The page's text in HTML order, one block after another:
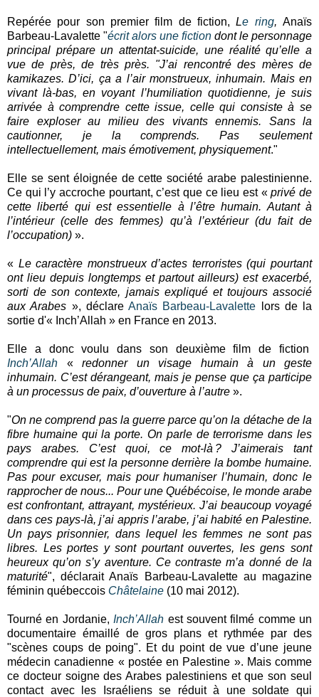
Repérée pour son premier film de fiction,Le ring, Anaïs
Barbeau-Lavalette "écrit alors une fiction dont le personnage
principal prépare un attentat-suicide, une réalité qu’elle a
vue de près, de très près. "J’ai rencontré des mères de
kamikazes. D’ici, ça a l’air monstrueux, inhumain. Mais en
vivant là-bas, en voyant l’humiliation quotidienne, je suis
arrivée à comprendre cette issue, celle qui consiste à se
faire exploser au milieu des vivants ennemis. Sans la
cautionner, je la comprends. Pas seulement
intellectuellement, mais émotivement, physiquement."
Elle se sent éloignée de cette société arabe palestinienne.
Ce qui l’y accroche pourtant, c’est que ce lieu est «privé de
cette liberté qui est essentielle à l’être humain. Autant à
l’intérieur (celle des femmes) qu’à l’extérieur (du fait de
l’occupation) ».
« Le caractère monstrueux d’actes terroristes (qui pourtant
ont lieu depuis longtemps et partout ailleurs) est exacerbé,
sorti de son contexte, jamais expliqué et toujours associé
aux Arabes », déclare Anaïs Barbeau-Lavalette lors de la
sortie d'« Inch’Allah » en France en 2013.
Elle a donc voulu dans son deuxième film de fiction
Inch’Allah « redonner un visage humain à un geste
inhumain. C’est dérangeant, mais je pense que ça participe
à un processus de paix, d’ouverture à l’autre ».
"On ne comprend pas la guerre parce qu’on la détache de la
fibre humaine qui la porte. On parle de terrorisme dans les
pays arabes. C’est quoi, ce mot-là ? J’aimerais tant
comprendre qui est la personne derrière la bombe humaine.
Pas pour excuser, mais pour humaniser l’humain, donc le
rapprocher de nous... Pour une Québécoise, le monde arabe
est confrontant, attrayant, mystérieux. J’ai beaucoup voyagé
dans ces pays-là, j’ai appris l’arabe, j’ai habité en Palestine.
Un pays prisonnier, dans lequel les femmes ne sont pas
libres. Les portes y sont pourtant ouvertes, les gens sont
heureux qu’on s’y aventure. Ce con­traste m’a donné de la
maturité", déclarait Anaïs Barbeau-Lavalette au magazine
féminin québeccois Châtelaine (10 mai 2012).
Tourné en Jordanie, Inch’Allah est souvent filmé comme un
documentaire émaillé de gros plans et rythmée par des
"scènes coups de poing". Et du point de vue d’une jeune
médecin canadienne « postée en Palestine ». Mais comme
ce docteur soigne des Arabes palestiniens et que son seul
contact avec les Israéliens se réduit à une soldate qui